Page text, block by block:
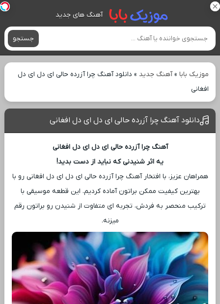
آهنگ های جدید
جستجو
موزیک بابا»آهنگ جدید » دانلود آهنگ چرا آزرده حالی ای دل ای دل
افغانی
دانلود آهنگ چرا آزرده حالی ای دل ای دل افغانی
آهنگ چرا آزرده حالی ای دل ای دل افغانی
یه اثر شنیدنی که نباید از دست بدید!
همراهان عزیز، با افتخار آهنگ چرا آزرده حالی ای دل ای دل افغانی رو با
بهترین کیفیت ممکن براتون آماده کردیم. این قطعه موسیقی با
ترکیب منحصر به فردش، تجربه ‌ای متفاوت از شنیدن رو براتون رقم
میزنه.